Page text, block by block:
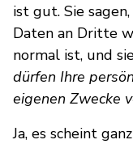
ist gut. Sie
Daten an Dritte
normal ist, und
dürfen Ihre
eigenen Zwecke
Ja, es scheint